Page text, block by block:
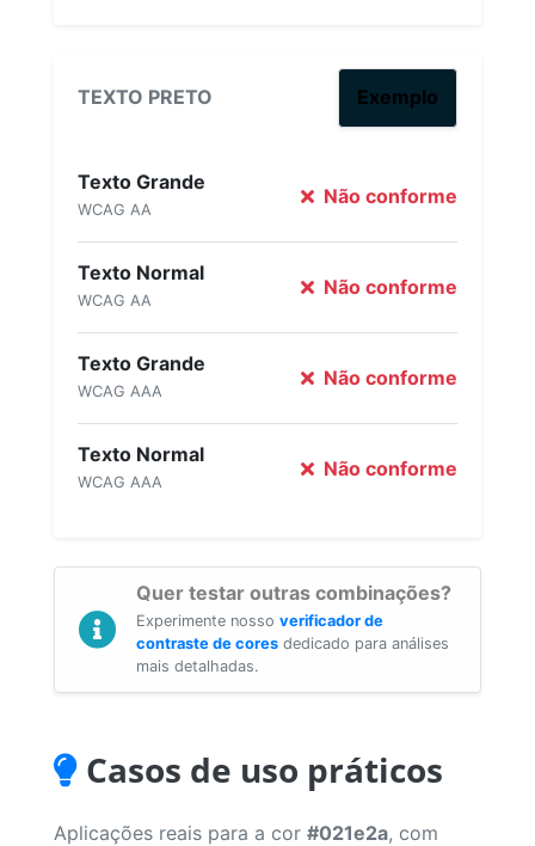
TEXTO PRETO Exemplo
Texto Grande
WCAG AA
Não conforme
Texto Normal
WCAG AA
Não conforme
Texto Grande
WCAG AAA
Não conforme
Texto Normal
WCAG AAA
Não conforme
Quer testar outras combinações?
Experimente nosso verificador de
contraste de cores dedicado para análises
mais detalhadas.
Casos de uso práticos
Aplicações reais para a cor #021e2a, com